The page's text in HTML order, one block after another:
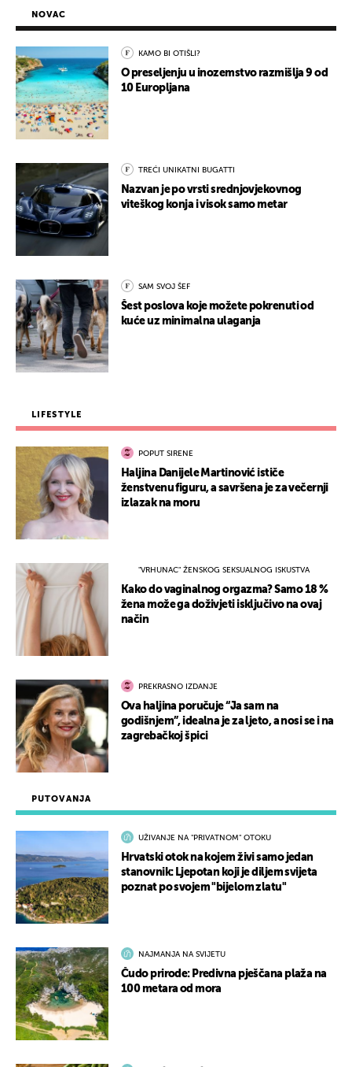
PUTOVANJA
UŽIVANJE NA "PRIVATNOM" OTOKU
Hrvatski otok na kojem živi samo jedan
stanovnik: Ljepotan koji je diljem svijeta
poznat po svojem "bijelom zlatu"
NAJMANJA NA SVIJETU
Čudo prirode: Predivna pješčana plaža na
100 metara od mora
NOVAC
KAMO BI OTIŠLI?
O preseljenju u inozemstvo razmišlja 9 od
10 Europljana
TREĆI UNIKATNI BUGATTI
Nazvan je po vrsti srednjovjekovnog
viteškog konja i visok samo metar
SAM SVOJ ŠEF
Šest poslova koje možete pokrenuti od
kuće uz minimalna ulaganja
LIFESTYLE
POPUT SIRENE
Haljina Danijele Martinović ističe
ženstvenu figuru, a savršena je za večernji
izlazak na moru
"VRHUNAC" ŽENSKOG SEKSUALNOG ISKUSTVA
Kako do vaginalnog orgazma? Samo 18 %
žena može ga doživjeti isključivo na ovaj
način
PREKRASNO IZDANJE
Ova haljina poručuje “Ja sam na
godišnjem”, idealna je za ljeto, a nosi se i na
zagrebačkoj špici